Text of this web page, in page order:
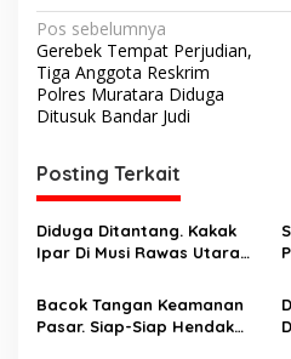
N
a
v
i
g
a
s
i
p
o
Pos sebelumnya
Gerebek Tempat Perjudian,
Tiga Anggota Reskrim
Polres Muratara Diduga
Ditusuk Bandar Judi
Posting Terkait
Diduga Ditantang. Kakak
Ipar Di Musi Rawas Utara
Oleh Adik Ipar. Pelaku
Ditangkap Di Ogan Ilir
Bacok Tangan Keamanan
Pasar. Siap-Siap Hendak